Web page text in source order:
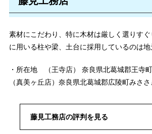
素材にこだわり、特に木材は厳しく選りす
に用いる柱や梁、土台に採用しているのは地
・所在地 （王寺店） 奈良県北葛城郡王寺
（真美ヶ丘店）奈良県北葛城郡広陵町みさ
藤見工務店の評判を見る